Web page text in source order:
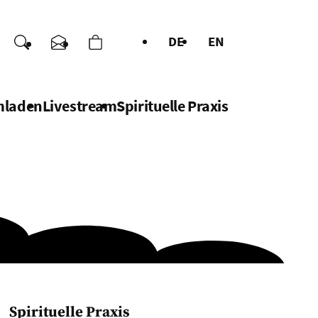
SucheKontaktWarenkorb DE EN
LivestreamSpirituelle Praxis
Spirituelle Praxis